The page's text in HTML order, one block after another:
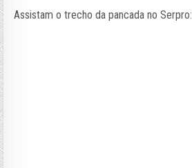
Assistam o trecho da pancada no Serpro: